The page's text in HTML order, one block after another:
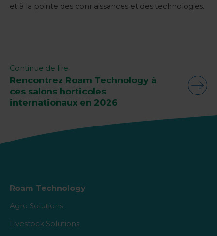
et à la pointe des connaissances et des technologies.
Continue de lire
Rencontrez Roam Technology à
ces salons horticoles
internationaux en 2026
Roam Technology
Agro Solutions
Livestock Solutions